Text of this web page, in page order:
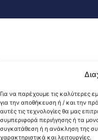
Για να παρέχουμε τις καλύτερες
για την αποθήκευση ή / και την
αυτές τις τεχνολογίες θα μας
συμπεριφορά περιήγησης ή τα
συγκατάθεση ή η ανάκληση της
χαρακτηριστικά και λειτουργίες.